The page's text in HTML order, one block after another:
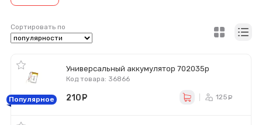
Сортировать по
Универсальный аккумулятор 702035p
Код товара: 36866
Популярное 210 125